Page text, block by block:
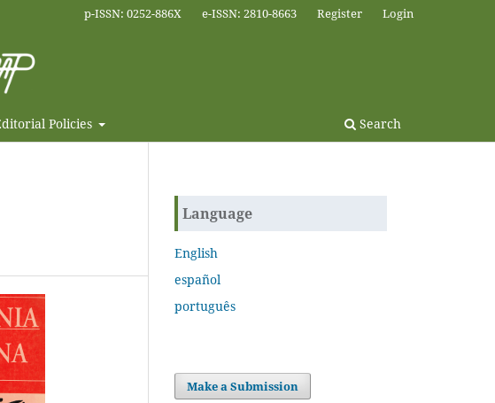
Policies Search
p-ISSN: 0252-886X e-ISSN: 2810-8663 Register Login
Language
English
español
português
Make a Submission